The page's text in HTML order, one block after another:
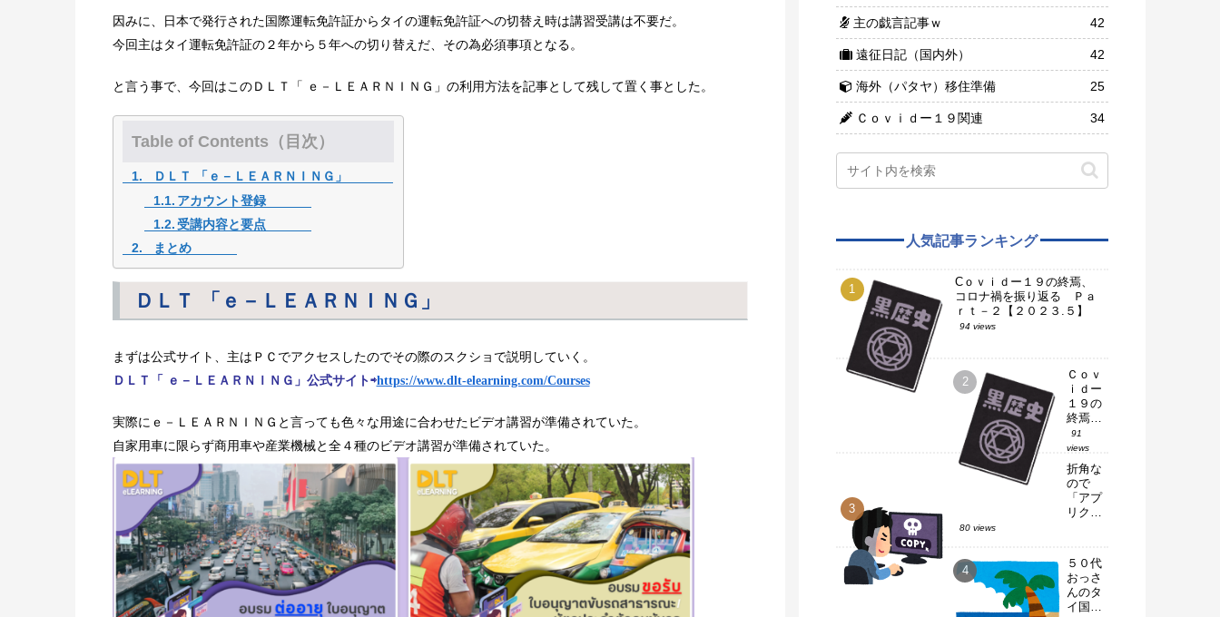
因みに、日本で発行された国際運転免許証からタイの運転免許証への切替え時は講習受講は不要だ。
今回主はタイ運転免許証の２年から５年への切り替えだ、その為必須事項となる。
と言う事で、今回はこのＤＬＴ「 ｅ－ＬＥＡＲＮＩＮＧ」の利用方法を記事として残して置く事とした。
Table of Contents（目次）
ＤＬＴ 「ｅ－ＬＥＡＲＮＩＮＧ」
アカウント登録
受講内容と要点
まとめ
ＤＬＴ 「ｅ－ＬＥＡＲＮＩＮＧ」
まずは公式サイト、主はＰＣでアクセスしたのでその際のスクショで説明していく。
ＤＬＴ「 ｅ－ＬＥＡＲＮＩＮＧ」公式サイト⇨https://www.dlt-elearning.com/Courses
実際に ｅ－ＬＥＡＲＮＩＮＧと言っても色々な用途に合わせたビデオ講習が準備されていた。
自家用車に限らず商用車や産業機械と全４種のビデオ講習が準備されていた。
主の戯言記事ｗ 42
遠征日記（国内外） 42
海外（パタヤ）移住準備 25
Ｃｏｖｉｄー１９関連 34
人気記事ランキング
Cｏｖｉｄー１９の終焉、
コロナ禍を振り返る Ｐａ
ｒｔ－２【２０２３.５】
94 views
Ｃｏｖ
ｉｄー
１９の
終焉、
コロナ
禍を振
り返
る Ｐ
ａｒｔ
－１
【２０
91
views
折角な
ので
「アプ
リクロ
みた
【ＬＩ
ＮＥ】
80 views
５０代
おっさ
んのタ
イ国内